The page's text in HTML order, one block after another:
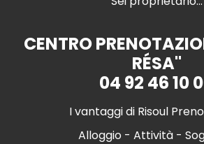
CENTRO
RÉSA"
04 92 46 10
I vantaggi di Risoul
Alloggio - Attività -